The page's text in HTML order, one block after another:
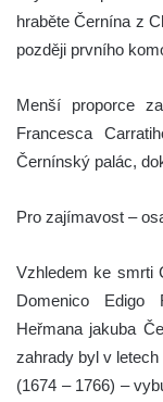
hraběte Černína z
později prvního
Menší proporce
Francesca
Černínský palác,
Pro zajímavost –
Vzhledem ke smrti
Domenico Edigo
Heřmana jakuba
zahrady byl v
(1674 – 1766) –